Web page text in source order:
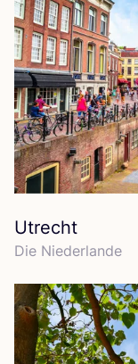
Utrecht
Die Nie­der­lan­de